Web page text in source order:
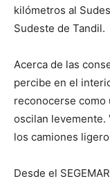
kilómetros al
Sudeste de Tandil.
Acerca de las
percibe en el
reconocerse como
oscilan levemente.
los camiones
Desde el